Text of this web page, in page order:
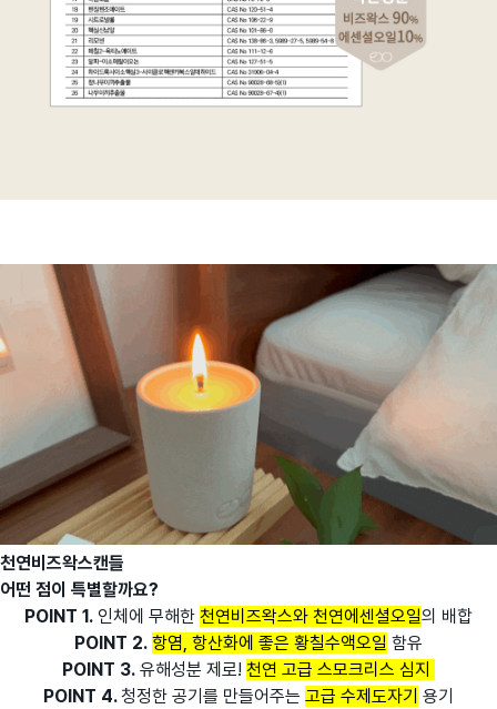
천연비즈왁스캔들
어떤 점이 특별할까요?
POINT 1. 인체에 무해한 천연비즈왁스와 천연에센셜오일의 배합
POINT 2. 항염, 항산화에 좋은 황칠수액오일 함유
POINT 3. 유해성분 제로! 천연 고급 스모크리스 심지
POINT 4.청정한 공기를 만들어주는 고급 수제도자기 용기